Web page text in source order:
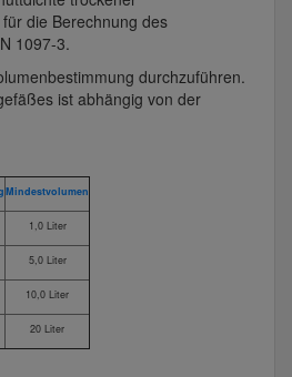
die Berechnung des
1097-3.
durchzuführen.
ist abhängig von der
Mindestvolumen
1,0 Liter
5,0 Liter
10,0 Liter
20 Liter